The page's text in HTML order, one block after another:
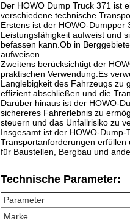
Der HOWO Dump Truck 371 ist
verschiedene technische
Erstens ist der HOWO-
Leistungsfähigkeit aufweist und
befassen kann.Ob in
aufweisen.
Zweitens berücksichtigt der
praktischen Verwendung.Es
Langlebigkeit des Fahrzeugs zu
effizient abschließen und die
Darüber hinaus ist der HOWO-
sichereres Fahrerlebnis zu
steuern und das Unfallrisiko zu
Insgesamt ist der HOWO-
Transportanforderungen erfüllen
für Baustellen, Bergbau und
Technische Parameter:
Parameter
Marke